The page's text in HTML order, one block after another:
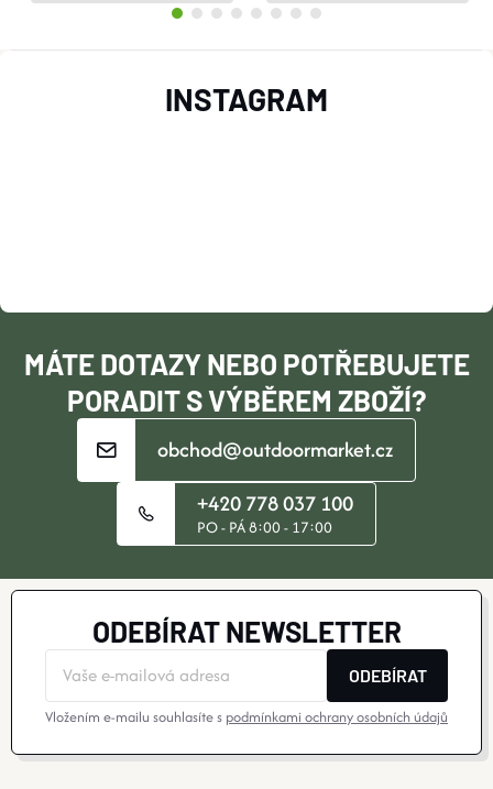
T
MÁTE DOTAZY NEBO POTŘEBUJETE
PORADIT S VÝBĚREM ZBOŽÍ?
obchod@outdoormarket.cz
+420 778 037 100
PO - PÁ 8:00 - 17:00
INSTAGRAM
ODEBÍRAT NEWSLETTER
ODEBÍRAT
Vložením e-mailu souhlasíte s podmínkami ochrany osobních údajů